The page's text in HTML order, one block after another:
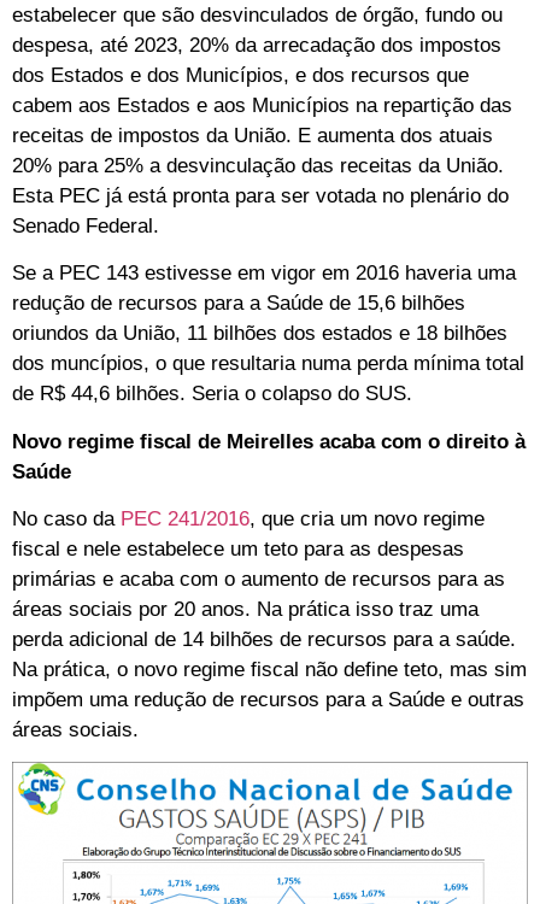
estabelecer que são desvinculados de órgão, fundo ou
despesa, até 2023, 20% da arrecadação dos impostos
dos Estados e dos Municípios, e dos recursos que
cabem aos Estados e aos Municípios na repartição das
receitas de impostos da União. E aumenta dos atuais
20% para 25% a desvinculação das receitas da União.
Esta PEC já está pronta para ser votada no plenário do
Senado Federal.
Se a PEC 143 estivesse em vigor em 2016 haveria uma
redução de recursos para a Saúde de 15,6 bilhões
oriundos da União, 11 bilhões dos estados e 18 bilhões
dos muncípios, o que resultaria numa perda mínima total
de R$ 44,6 bilhões. Seria o colapso do SUS.
Novo regime fiscal de Meirelles acaba com o direito à
Saúde
No caso da PEC 241/2016, que cria um novo regime
fiscal e nele estabelece um teto para as despesas
primárias e acaba com o aumento de recursos para as
áreas sociais por 20 anos. Na prática isso traz uma
perda adicional de 14 bilhões de recursos para a saúde.
Na prática, o novo regime fiscal não define teto, mas sim
impõem uma redução de recursos para a Saúde e outras
áreas sociais.